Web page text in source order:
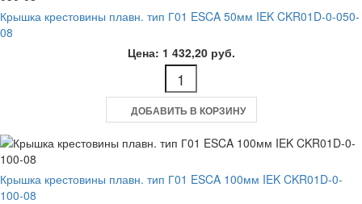
Крышка крестовины плавн. тип Г01 ESCA 50мм IEK CKR01D-0-050-
08
Цена: 1 432,20 руб.
ДОБАВИТЬ В КОРЗИНУ
Крышка крестовины плавн. тип Г01 ESCA 100мм IEK CKR01D-0-
100-08